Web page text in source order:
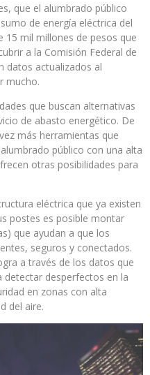
que el alumbrado público
de energía eléctrica del
15 mil millones de pesos que
a la Comisión Federal de
datos actualizados al
mucho.
que buscan alternativas
de abasto energético. De
más herramientas que
público con una alta
otras posibilidades para
eléctrica que ya existen
postes es posible montar
que ayudan a que los
seguros y conectados.
a través de los datos que
desperfectos en la
en zonas con alta
del aire.